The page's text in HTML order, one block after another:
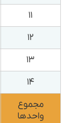
۱۱
۱۲
۱۳
۱۴
مجموع
واحدها